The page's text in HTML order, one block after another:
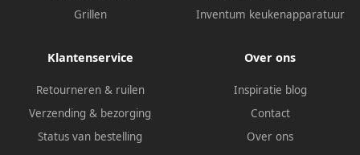
Grillen
Inventum keukenapparatuur
Klantenservice
Retourneren & ruilen
Verzending & bezorging
Status van bestelling
Over ons
Inspiratie blog
Contact
Over ons